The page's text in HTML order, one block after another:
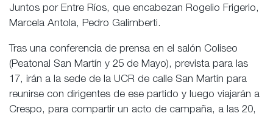
Juntos por Entre Ríos, que encabezan Rogelio Frigerio,
Marcela Antola, Pedro Galimberti.
Tras una conferencia de prensa en el salón Coliseo
(Peatonal San Martín y 25 de Mayo), prevista para las
17, irán a la sede de la UCR de calle San Martín para
reunirse con dirigentes de ese partido y luego viajarán a
Crespo, para compartir un acto de campaña, a las 20,